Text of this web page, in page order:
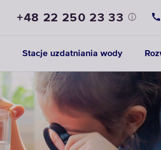
+48 22 250 23 33
Stacje uzdatniania wody